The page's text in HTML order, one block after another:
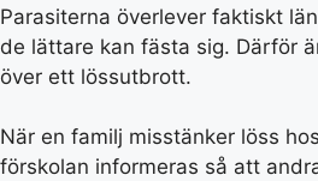
Parasiterna överlever faktiskt
de lättare kan fästa sig. Därför
över ett lössutbrott.
När en familj misstänker löss
förskolan informeras så att